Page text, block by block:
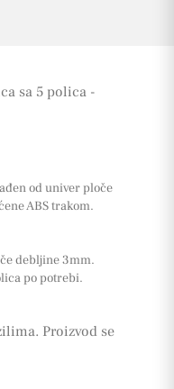
sa 5 polica -
od univer ploče
ABS trakom.
debljine 3mm.
po potrebi.
Proizvod se